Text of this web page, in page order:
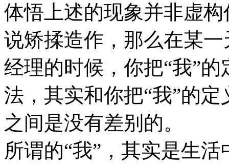
体悟上述的现象并非虚
说矫揉造作，那么在某
经理的时候，你把“我”
法，其实和你把“我”的
之间是没有差别的。
所谓的“我”，其实是生